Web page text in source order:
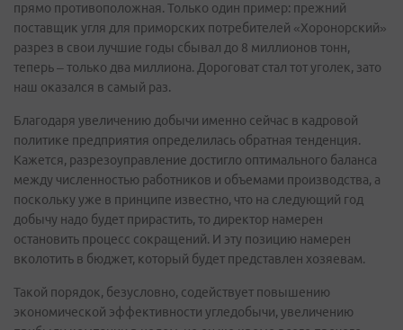
прямо противоположная. Только один пример: прежний
поставщик угля для приморских потребителей «Хоронорский»
разрез в свои лучшие годы сбывал до 8 миллионов тонн,
теперь – только два миллиона. Дороговат стал тот уголек, зато
наш оказался в самый раз.
Благодаря увеличению добычи именно сейчас в кадровой
политике предприятия определилась обратная тенденция.
Кажется, разрезоуправление достигло оптимального баланса
между численностью работников и объемами производства, а
поскольку уже в принципе известно, что на следующий год
добычу надо будет прирастить, то директор намерен
остановить процесс сокращений. И эту позицию намерен
вколотить в бюджет, который будет представлен хозяевам.
Такой порядок, безусловно, содействует повышению
экономической эффективности угледобычи, увеличению